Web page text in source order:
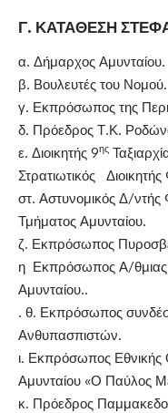
Γ. ΚΑΤΑΘΕΣΗ
α. Δήμαρχος Αμυνταίου.
β. Βουλευτές του Νομού.
γ. Εκπρόσωπος της
δ. Πρόεδρος Τ.Κ.
ε. Διοικητής 9ης
Στρατιωτικός
στ. Αστυνομικός Δ/ντής
Τμήματος Αμυνταίου.
ζ. Εκπρόσωπος
η Εκπρόσωπος Α/θμιας
Αμυνταίου..
. θ. Εκπρόσωπος
Ανθυπασπιστών.
ι. Εκπρόσωπος
Αμυνταίου «Ο Παύλος
κ. Πρόεδρος